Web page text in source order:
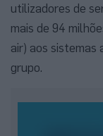
utilizadores de
mais de 94
air) aos sistemas
grupo.